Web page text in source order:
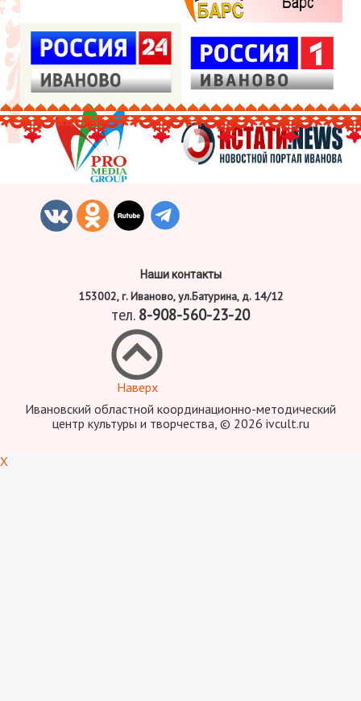
Наши контакты
153002, г. Иваново, ул.Батурина, д. 14/12
тел. 8-908-560-23-20
Наверх
Ивановский областной координационно-методический
центр культуры и творчества, © 2026 ivcult.ru
X